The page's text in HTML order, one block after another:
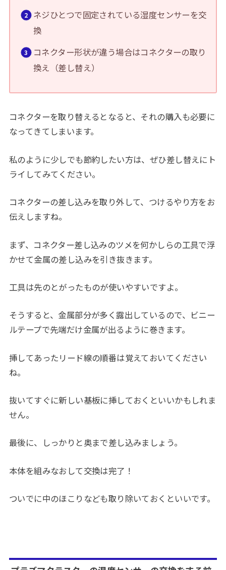
ネジひとつで固定されている湿度センサーを交
換
コネクター形状が違う場合はコネクターの取り
換え（差し替え）
コネクターを取り替えるとなると、それの購入も必要に
なってきてしまいます。
私のように少しでも節約したい方は、ぜひ差し替えにト
ライしてみてください。
コネクターの差し込みを取り外して、つけるやり方をお
伝えしますね。
まず、コネクター差し込みのツメを何かしらの工具で浮
かせて金属の差し込みを引き抜きます。
工具は先のとがったものが使いやすいですよ。
そうすると、金属部分が多く露出しているので、ビニー
ルテープで先端だけ金属が出るように巻きます。
挿してあったリード線の順番は覚えておいてください
ね。
抜いてすぐに新しい基板に挿しておくといいかもしれま
せん。
最後に、しっかりと奥まで差し込みましょう。
本体を組みなおして交換は完了！
ついでに中のほこりなども取り除いておくといいです。